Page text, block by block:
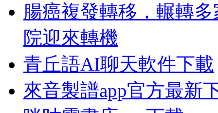
腸癌複發轉移，輾轉
院迎來轉機
青丘語AI聊天軟件下載
來音製譜app官方最新